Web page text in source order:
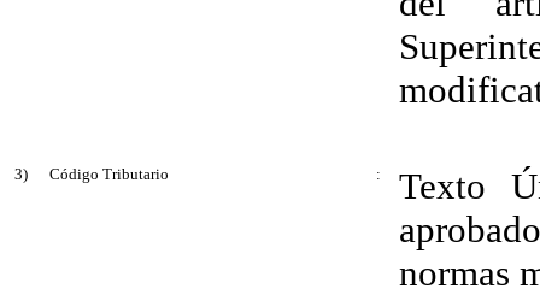
3) Código Tributario :
Texto
normas